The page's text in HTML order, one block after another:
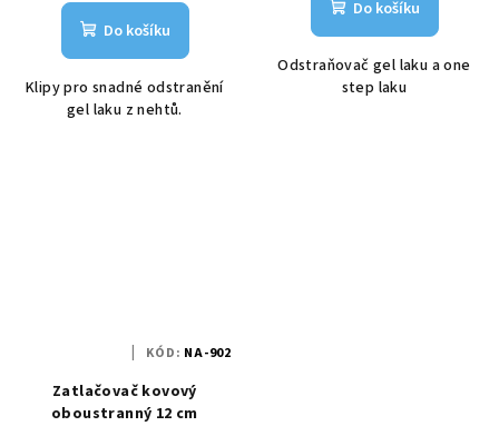
Do košíku
Klipy pro snadné odstranění
gel laku z nehtů.
Do košíku
Odstraňovač gel laku a one
step laku
Zatlačovač kovový
oboustranný 12 cm
KÓD: NA-902